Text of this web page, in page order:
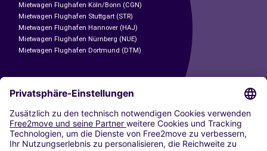
Mietwagen Flughafen Köln/Bonn (CGN)
Mietwagen Flughafen Stuttgart (STR)
Mietwagen Flughafen Hannover (HAJ)
Mietwagen Flughafen Nürnberg (NUE)
Mietwagen Flughafen Dortmund (DTM)
CARSHARING
UNSERE STÄDTE
Paris
Madrid
Washington DC